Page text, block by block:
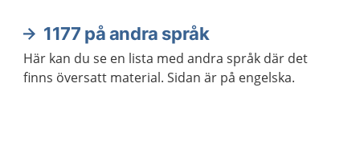
1177 på andra språk
Här kan du se en lista med andra språk där det
finns översatt material. Sidan är på engelska.